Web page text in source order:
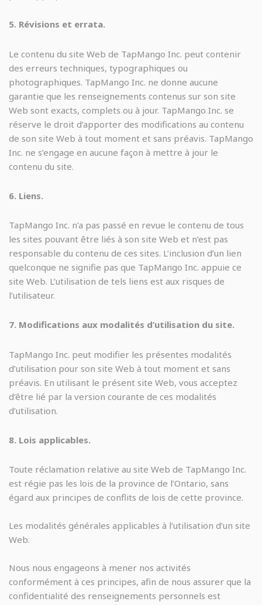
5. Révisions et errata.
Le contenu du site Web de TapMango Inc. peut contenir
des erreurs techniques, typographiques ou
photographiques. TapMango Inc. ne donne aucune
garantie que les renseignements contenus sur son site
Web sont exacts, complets ou à jour. TapMango Inc. se
réserve le droit d’apporter des modifications au contenu
de son site Web à tout moment et sans préavis. TapMango
Inc. ne s’engage en aucune façon à mettre à jour le
contenu du site.
6. Liens.
TapMango Inc. n’a pas passé en revue le contenu de tous
les sites pouvant être liés à son site Web et n’est pas
responsable du contenu de ces sites. L’inclusion d’un lien
quelconque ne signifie pas que TapMango Inc. appuie ce
site Web. L’utilisation de tels liens est aux risques de
l’utilisateur.
7. Modifications aux modalités d’utilisation du site.
TapMango Inc. peut modifier les présentes modalités
d’utilisation pour son site Web à tout moment et sans
préavis. En utilisant le présent site Web, vous acceptez
d’être lié par la version courante de ces modalités
d’utilisation.
8. Lois applicables.
Toute réclamation relative au site Web de TapMango Inc.
est régie pas les lois de la province de l’Ontario, sans
égard aux principes de conflits de lois de cette province.
Les modalités générales applicables à l’utilisation d’un site
Web.
Nous nous engageons à mener nos activités
conformément à ces principes, afin de nous assurer que la
confidentialité des renseignements personnels est